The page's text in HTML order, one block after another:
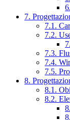
7.
7.1.
7.2.
7.3.
7.4.
7.5.
8.
8.1.
8.2.